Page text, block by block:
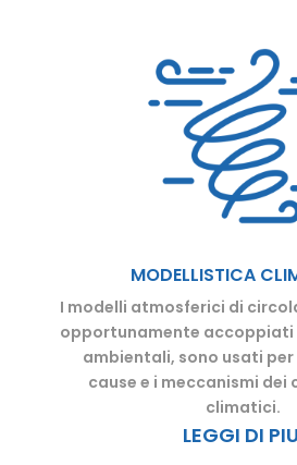
MODELLISTICA
I modelli atmosferici di
opportunamente accoppiati
ambientali, sono usati
cause e i meccanismi dei
climatici.
LEGGI DI